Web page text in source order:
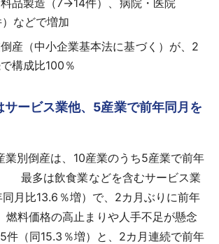
などで増加
産（中小企業基本法に基づく）が、2
構成比100％
ービス業他、5産業で前年同月を
別倒産は、10産業のうち5産業で前年
最多は飲食業などを含むサービス業
月比13.6％増）で、2カ月ぶりに前年
燃料価格の高止まりや人手不足が懸念
件（同15.3％増）と、2カ月連続で前年